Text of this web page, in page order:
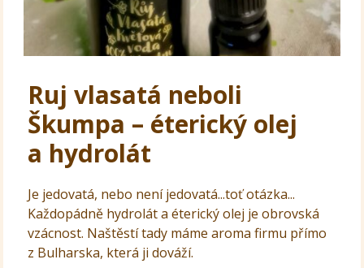
Ruj vlasatá neboli
Škumpa – éterický olej
a hydrolát
Je jedovatá, nebo není jedovatá...toť otázka...
Každopádně hydrolát a éterický olej je obrovská
vzácnost. Naštěstí tady máme aroma firmu přímo
z Bulharska, která ji dováží.